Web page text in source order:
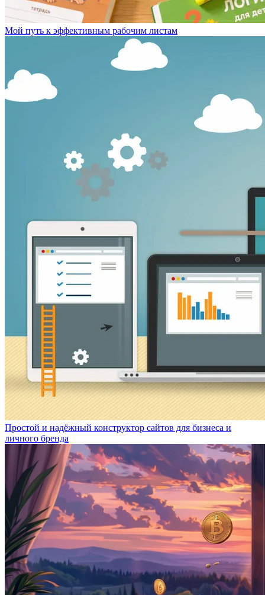
Мой путь к эффективным рабочим листам
Простой и надёжный конструктор сайтов для бизнеса и
личного бренда